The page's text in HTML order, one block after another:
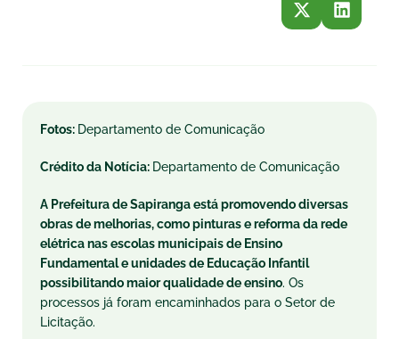
Fotos: Departamento de Comunicação
Crédito da Notícia: Departamento de Comunicação
A Prefeitura de Sapiranga está promovendo diversas
obras de melhorias, como pinturas e reforma da rede
elétrica nas escolas municipais de Ensino
Fundamental e unidades de Educação Infantil
possibilitando maior qualidade de ensino. Os
processos já foram encaminhados para o Setor de
Licitação.